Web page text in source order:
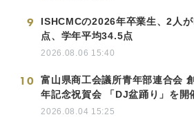
9
ISHCMCの2026年卒業生、2人
点、学年平均34.5点
2026.08.06 15:40
10
富山県商工会議所青年部連合会
年記念祝賀会 「DJ盆踊り」を開
2026.08.04 15:25